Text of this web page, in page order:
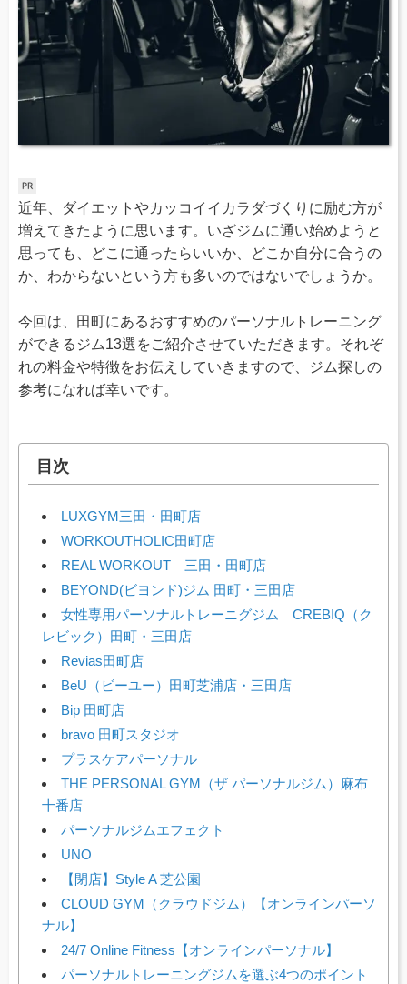
近年、ダイエットやカッコイイカラダづくりに励む方が
増えてきたように思います。いざジムに通い始めようと
思っても、どこに通ったらいいか、どこか自分に合うの
か、わからないという方も多いのではないでしょうか。
今回は、田町にあるおすすめのパーソナルトレーニング
ができるジム13選をご紹介させていただきます。それぞ
れの料金や特徴をお伝えしていきますので、ジム探しの
参考になれば幸いです。
目次
LUXGYM三田・田町店
WORKOUTHOLIC田町店
REAL WORKOUT 三田・田町店
BEYOND(ビヨンド)ジム 田町・三田店
女性専用パーソナルトレーニグジム CREBIQ（ク
レビック）田町・三田店
Revias田町店
BeU（ビーユー）田町芝浦店・三田店
Bip 田町店
bravo 田町スタジオ
プラスケアパーソナル
THE PERSONAL GYM（ザ パーソナルジム）麻布
十番店
パーソナルジムエフェクト
UNO
【閉店】Style A 芝公園
CLOUD GYM（クラウドジム）【オンラインパーソ
ナル】
24/7 Online Fitness【オンラインパーソナル】
パーソナルトレーニングジムを選ぶ4つのポイント